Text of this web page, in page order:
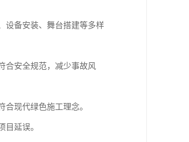
设备安装、舞台搭建等多样
合安全规范，减少事故风
现代绿色施工理念。
延误。